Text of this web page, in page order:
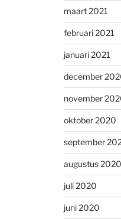
maart 2021
februari 2021
januari 2021
december
november
oktober 2020
september
augustus 2020
juli 2020
juni 2020